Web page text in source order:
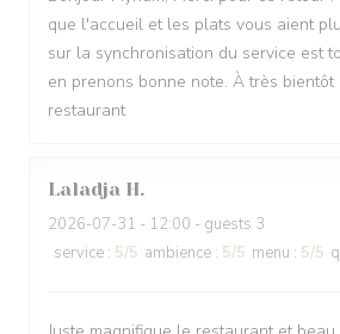
que l'accueil et les plats vous aient
sur la synchronisation du service est
en prenons bonne note. À très bientôt
restaurant
Laladja H
2026-07-31 - 12:00 - guests 3
service : 5/5 ambience : 5/5 menu : 5/5